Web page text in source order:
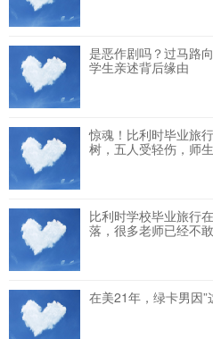
是恶作剧吗？过马路
学生亲述背后缘由
惊魂！比利时毕业旅
树，五人受轻伤，师
比利时学校毕业旅行
落，很多老师已经不
在美21年，绿卡男因”